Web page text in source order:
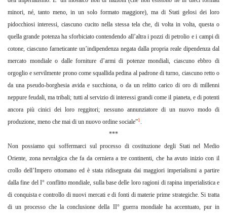
minori, né, tanto meno, in un solo formato maggiore), ma di Stati gelosi dei loro
pidocchiosi interessi, ciascuno cucito nella stessa tela che, di volta in volta, questa o
quella grande potenza ha sforbiciato contendendo all’altra i pozzi di petrolio e i campi di
cotone, ciascuno farneticante un’indipendenza negata dalla propria reale dipendenza dal
mercato mondiale o dalle forniture d’armi di potenze mondiali, ciascuno ebbro di
orgoglio e servilmente prono come squallida pedina al padrone di turno, ciascuno retto o
da una pseudo-borghesia avida e succhiona, o da un relitto carico di oro di millenni
neppure feudali, ma tribali; tutti al servizio di interessi grandi come il pianeta, e di potenti
ancora più cinici dei loro reggitori; nessuno annunziatore di un nuovo modo di
produzione, meno che mai di un nuovo ordine sociale”1 .
***
Non possiamo qui soffermarci sul processo di costituzione degli Stati nel Medio
Oriente, zona nevralgica che fa da cerniera a tre continenti, che ha avuto inizio con il
crollo dell’Impero ottomano ed è stata ridisegnata dai maggiori imperialismi a partire
dalla fine del I° conflitto mondiale, sulla base delle loro ragioni di rapina imperialistica e
di conquista e controllo di nuovi mercati e di fonti di materie prime strategiche. Si tratta
di un processo che la conclusione della II° guerra mondiale ha accentuato, pur in